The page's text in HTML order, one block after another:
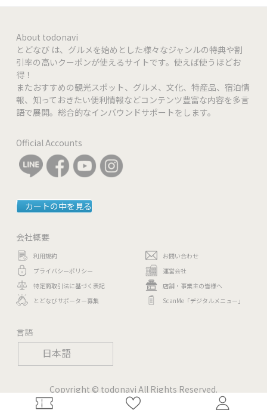
日本語
About todonavi
とどなび は、グルメを始めとした様々なジャンルの特典や割
引率の高いクーポンが使えるサイトです。使えば使うほどお
得！
またおすすめの観光スポット、グルメ、文化、特産品、宿泊情
報、知っておきたい便利情報などコンテンツ豊富な内容を多言
語で展開。総合的なインバウンドサポートをします。
Official Accounts
カートの中を見る
会社概要
利用規約
プライバシーポリシー
特定商取引法に基づく表記
とどなびサポーター募集
お問い合わせ
運営会社
店舗・事業主の皆様へ
ScanMe「デジタルメニュー」
言語
Copyright © todonavi All Rights Reserved.